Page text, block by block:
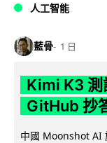
人工智能
藍骨 1 日
Kimi K3
GitHub 抄
中國 Moonshot AI